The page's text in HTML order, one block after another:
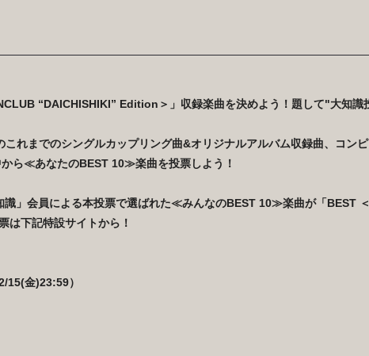
“DAICHISHIKI” Edition＞」収録楽曲を決めよう！題して"大知識
これまでのシングルカップリング曲&オリジナルアルバム収録曲、コン
から≪あなたのBEST 10≫楽曲を投票しよう！
」 会員による本投票で選ばれた≪みんなのBEST 10≫楽曲が「BEST
は下記特設サイトから！
15(金)23:59）